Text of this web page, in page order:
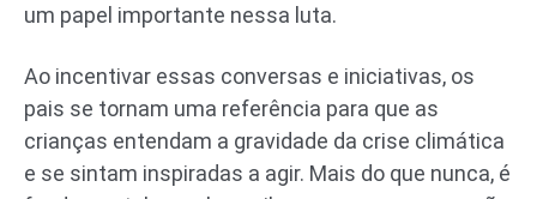
um papel importante nessa luta.
Ao incentivar essas conversas e iniciativas, os
pais se tornam uma referência para que as
crianças entendam a gravidade da crise climática
e se sintam inspiradas a agir. Mais do que nunca, é